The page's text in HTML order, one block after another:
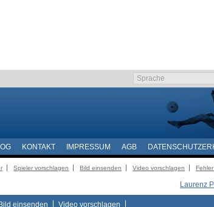
KONTAKT IMPRESSUM AGB
Spieler vorschlagen Bild einsenden Video vorschlagen
Laurenz
Bild einsenden Video vorschlagen